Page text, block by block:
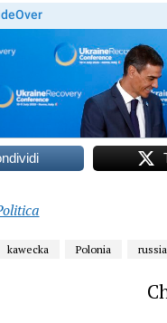
kawecka Polonia russia